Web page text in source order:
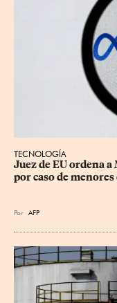
TECNOLOGÍA
Juez de EU ordena
por caso de
Por AFP